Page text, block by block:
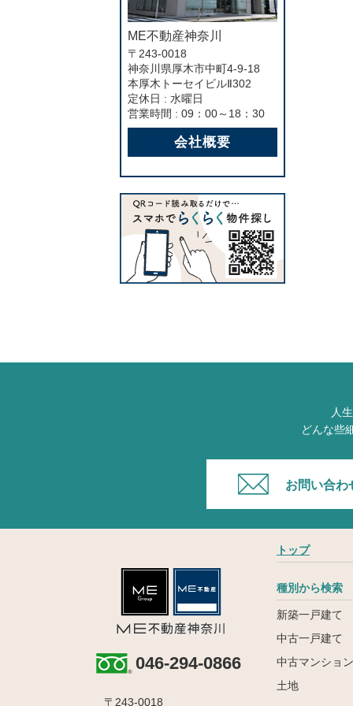
ME不動産神奈川
〒243-0018
神奈川県厚木市中町4-9-18
本厚木トーセイビルⅡ302
定休日 : 水曜日
営業時間 : 09：00～18：30
会社概要
人
どんな些
お問い合わ
046-294-0866
〒243-0018
トップ
種別から検索
新築一戸建て
中古一戸建て
中古マンション
土地